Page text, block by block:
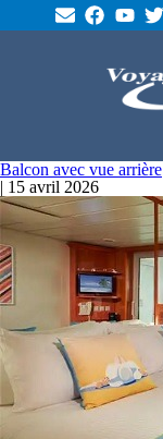
Balcon avec vue arrière
| 15 avril 2026